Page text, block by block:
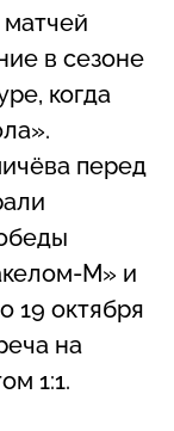
в сезоне
когда
перед
М» и
19 октября
на
1:1.